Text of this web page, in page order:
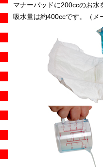
マナーパッドに200ccのお水
吸水量は約400ccです。（メ